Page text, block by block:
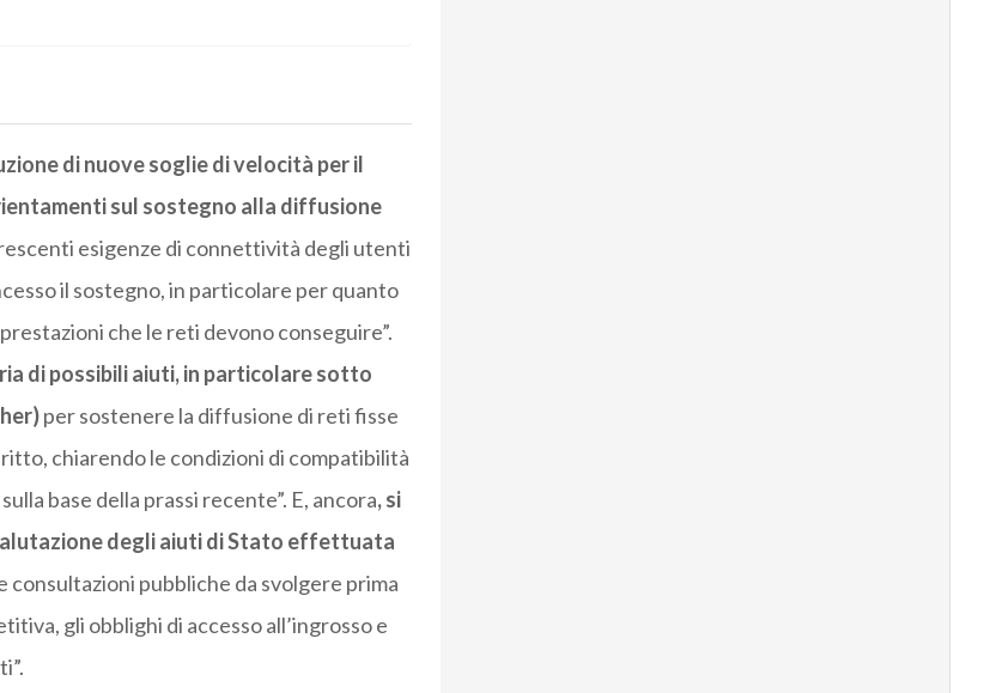
di nuove soglie di velocità per il
sul sostegno alla diffusione
esigenze di connettività degli utenti
il sostegno, in particolare per quanto
che le reti devono conseguire”.
di possibili aiuti, in particolare sotto
per sostenere la diffusione di reti fisse
chiarendo le condizioni di compatibilità
base della prassi recente”. E, ancora, si
degli aiuti di Stato effettuata
consultazioni pubbliche da svolgere prima
gli obblighi di accesso all’ingrosso e